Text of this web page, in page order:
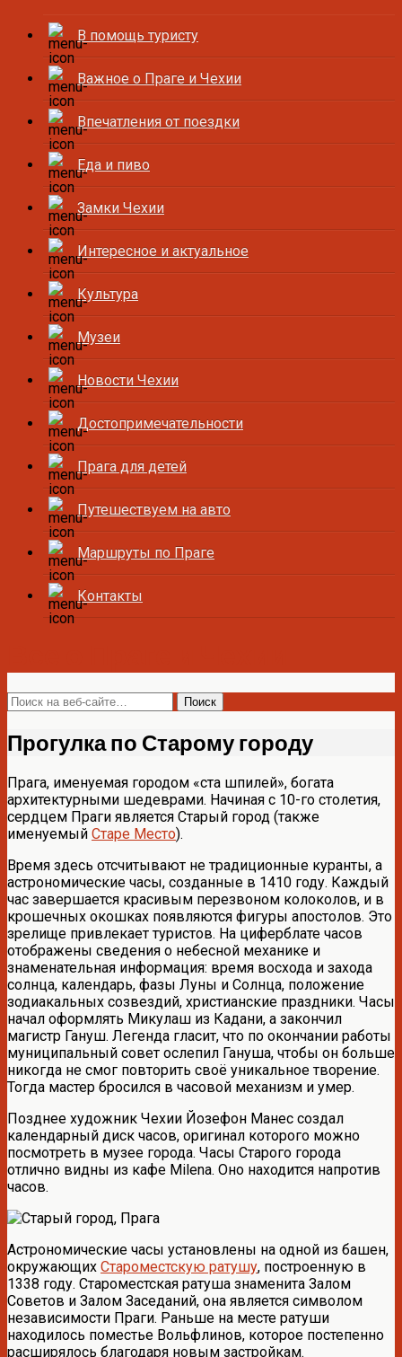
В помощь туристу
Важное о Праге и Чехии
Впечатления от поездки
Еда и пиво
Замки Чехии
Интересное и актуальное
Культура
Музеи
Новости Чехии
Достопримечательности
Прага для детей
Путешествуем на авто
Маршруты по Праге
Контакты
Прогулка по Старому городу
Прага, именуемая городом «ста шпилей», богата
архитектурными шедеврами. Начиная с 10-го столетия,
сердцем Праги является Старый город (также
именуемый Старе Место).
Время здесь отсчитывают не традиционные куранты, а
астрономические часы, созданные в 1410 году. Каждый
час завершается красивым перезвоном колоколов, и в
крошечных окошках появляются фигуры апостолов. Это
зрелище привлекает туристов. На циферблате часов
отображены сведения о небесной механике и
знаменательная информация: время восхода и захода
солнца, календарь, фазы Луны и Солнца, положение
зодиакальных созвездий, христианские праздники. Часы
начал оформлять Микулаш из Кадани, а закончил
магистр Гануш. Легенда гласит, что по окончании работы
муниципальный совет ослепил Гануша, чтобы он больше
никогда не смог повторить своё уникальное творение.
Тогда мастер бросился в часовой механизм и умер.
Позднее художник Чехии Йозефон Манес создал
календарный диск часов, оригинал которого можно
посмотреть в музее города. Часы Старого города
отлично видны из кафе Milena. Оно находится напротив
часов.
Астрономические часы установлены на одной из башен,
окружающих Староместскую ратушу, построенную в
1338 году. Староместская ратуша знаменита Залом
Советов и Залом Заседаний, она является символом
независимости Праги. Раньше на месте ратуши
находилось поместье Вольфлинов, которое постепенно
расширялось благодаря новым застройкам.